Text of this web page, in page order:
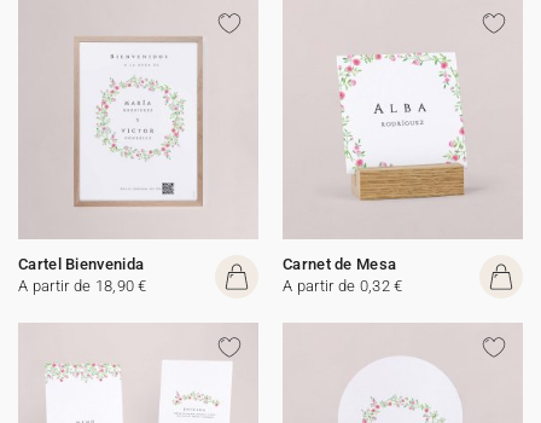
Cartel Bienvenida
A partir de 18,90 €
Carnet de Mesa
A partir de 0,32 €